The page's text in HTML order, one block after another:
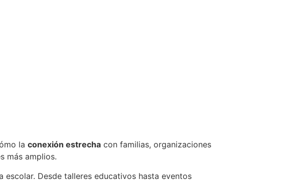
la conexión estrecha con familias, organizaciones
más amplios.
Desde talleres educativos hasta eventos